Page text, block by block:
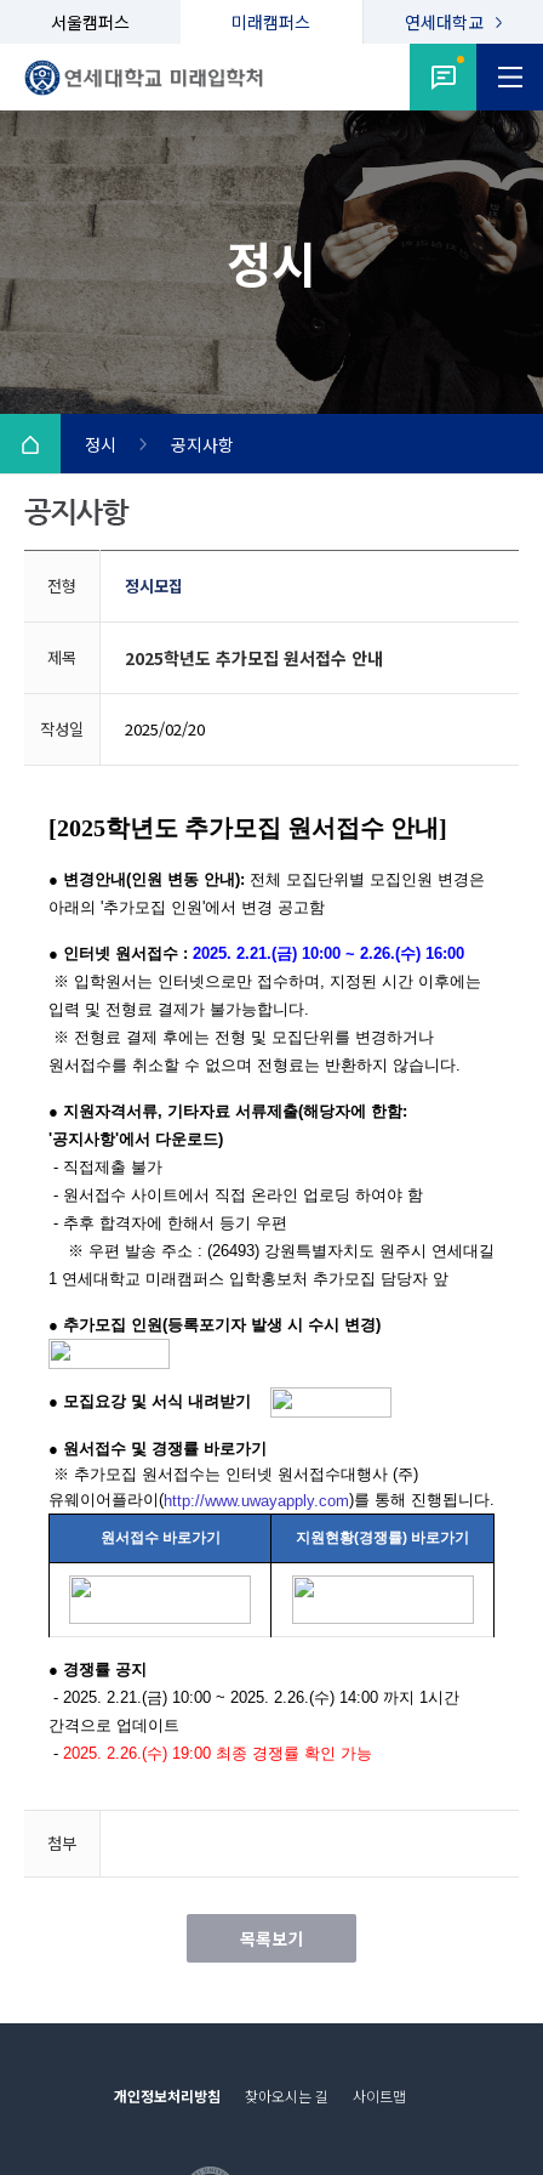
서울캠퍼스 미래캠퍼스 연세대학교
정시
정시 공지사항
전형 정시모집
제목 2025학년도 추가모집 원서접수 안내
작성일 2025/02/20
[2025학년도 추가모집 원서접수 안내]
● 변경안내(인원 변동 안내): 전체 모집단위별 모집인원 변경은
아래의 '추가모집 인원'에서 변경 공고함
● 인터넷 원서접수 : 2025. 2.21.(금) 10:00 ~ 2.26.(수) 16:00
※ 입학원서는 인터넷으로만 접수하며, 지정된 시간 이후에는
입력 및 전형료 결제가 불가능합니다.
※ 전형료 결제 후에는 전형 및 모집단위를 변경하거나
원서접수를 취소할 수 없으며 전형료는 반환하지 않습니다.
● 지원자격서류, 기타자료 서류제출(해당자에 한함:
'공지사항'에서 다운로드)
- 직접제출 불가
- 원서접수 사이트에서 직접 온라인 업로딩 하여야 함
- 추후 합격자에 한해서 등기 우편
※ 우편 발송 주소 : (26493) 강원특별자치도 원주시 연세대길
1 연세대학교 미래캠퍼스 입학홍보처 추가모집 담당자 앞
● 추가모집 인원(등록포기자 발생 시 수시 변경)
● 모집요강 및 서식 내려받기
● 원서접수 및 경쟁률 바로가기
※ 추가모집 원서접수는 인터넷 원서접수대행사 (주)
유웨이어플라이(http://www.uwayapply.com)를 통해 진행됩니다.
원서접수 바로가기 지원현황(경쟁률) 바로가기
● 경쟁률 공지
- 2025. 2.21.(금) 10:00 ~ 2025. 2.26.(수) 14:00 까지 1시간
간격으로 업데이트
- 2025. 2.26.(수) 19:00 최종 경쟁률 확인 가능
첨부
목록보기
개인정보처리방침 찾아오시는 길 사이트맵